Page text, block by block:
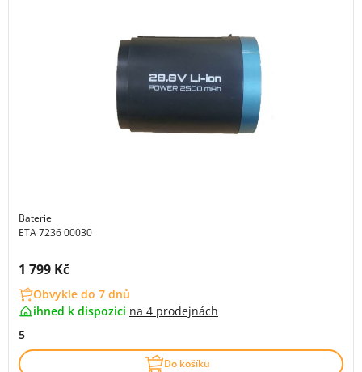
Baterie
ETA 7236 00030
Cena s DPH:
1 799 Kč
Obvykle do 7 dnů
ihned k dispozici na 4 prodejnách
5
Do košíku